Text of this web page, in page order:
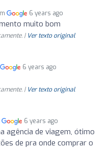
6 years ago
muito bom
| Ver texto original
6 years ago
| Ver texto original
6 years ago
agência de viagem, ótimo
de pra onde comprar o